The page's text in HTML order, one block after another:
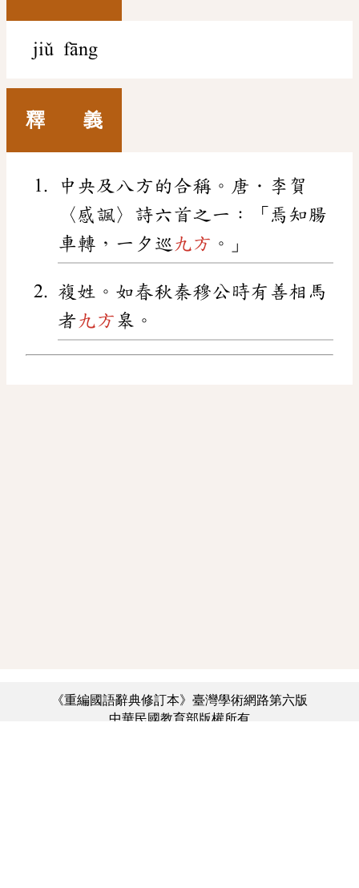
jiǔ fāng
釋 義
中央及八方的合稱。唐．李賀
〈感諷〉詩六首之一：「焉知腸
車轉，一夕巡 九方 。」
複姓。如春秋秦穆公時有善相馬
者九方 皋。
《重編國語辭典修訂本》臺灣學術網路第六版
中華民國教育部版權所有